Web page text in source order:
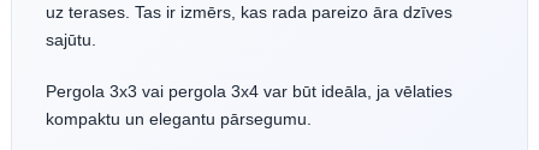
uz terases. Tas ir izmērs, kas rada pareizo āra dzīves
sajūtu.
Pergola 3x3 vai pergola 3x4 var būt ideāla, ja vēlaties
kompaktu un elegantu pārsegumu.